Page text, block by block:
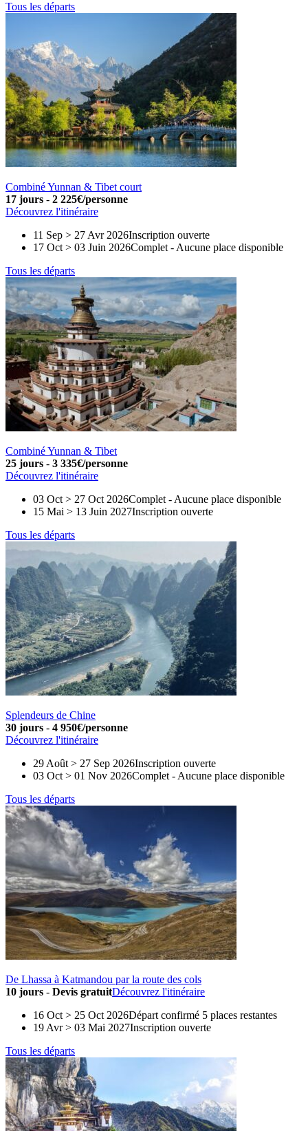
Tous les départs
Combiné Yunnan & Tibet court
17 jours - 2 225€/personne
Découvrez l'itinéraire
11 Sep > 27 Avr 2026Inscription ouverte
17 Oct > 03 Juin 2026Complet-Aucune place disponible
Tous les départs
Combiné Yunnan & Tibet
25 jours - 3 335€/personne
Découvrez l'itinéraire
03 Oct > 27 Oct 2026Complet-Aucune place disponible
15 Mai > 13 Juin 2027Inscription ouverte
Tous les départs
Splendeurs de Chine
30 jours - 4 950€/personne
Découvrez l'itinéraire
29 Août > 27 Sep 2026Inscription ouverte
03 Oct > 01 Nov 2026Complet-Aucune place disponible
Tous les départs
De Lhassa à Katmandou par la route des cols
10 jours - Devis gratuitDécouvrez l'itinéraire
16 Oct > 25 Oct 2026Départ confirmé 5 places restantes
19 Avr > 03 Mai 2027Inscription ouverte
Tous les départs